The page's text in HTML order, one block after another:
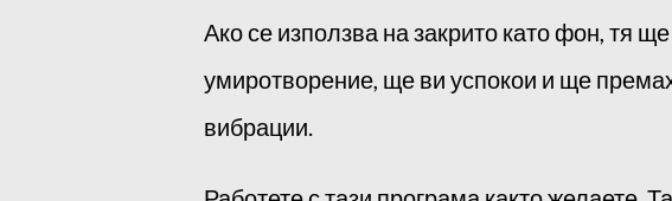
Ако се използва на закрито като фон, тя
умиротворение, ще ви успокои и ще
вибрации.